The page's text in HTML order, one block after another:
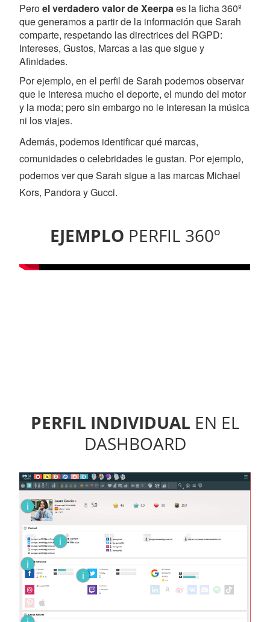
Peroel verdadero valor de Xeerpaes la ficha 360º
que generamos a partir de la información que Sarah
comparte, respetando las directrices del RGPD:
Intereses, Gustos, Marcas a las que sigue y
Afinidades.
Por ejemplo, en el perfil de Sarah podemos observar
que le interesa mucho el deporte, el mundo del motor
y la moda; pero sin embargo no le interesan la música
ni los viajes.
Además, podemos identificar qué marcas,
comunidades o celebridades le gustan. Por ejemplo,
podemos ver que Sarah sigue a las marcas Michael
Kors, Pandora y Gucci.
EJEMPLO PERFIL 360º
PERFIL INDIVIDUAL EN EL
DASHBOARD
i
i
i
i